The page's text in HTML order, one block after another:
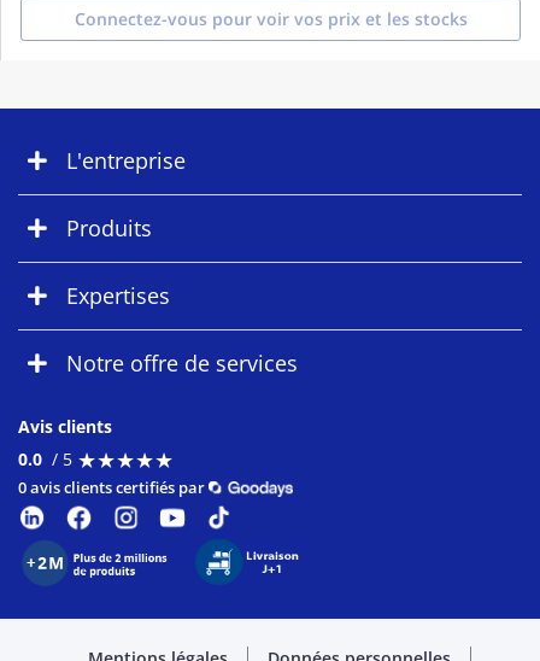
Connectez-vous pour voir vos prix et les stocks
L'entreprise
Produits
Expertises
Notre offre de services
Avis clients
0.0 / 5 ★★★★★
★★★★★
0 avis clients certifiés par